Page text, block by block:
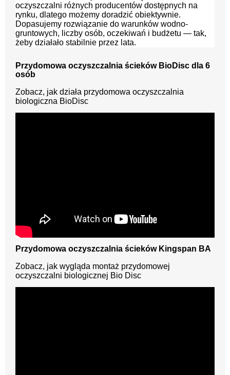
oczyszczalni różnych producentów dostępnych na
rynku, dlatego możemy doradzić obiektywnie.
Dopasujemy rozwiązanie do warunków wodno-
gruntowych, liczby osób, oczekiwań i budżetu — tak,
żeby działało stabilnie przez lata.
Przydomowa oczyszczalnia ścieków BioDisc dla 6
osób
Zobacz, jak działa przydomowa oczyszczalnia
biologiczna BioDisc
Przydomowa oczyszczalnia ścieków Kingspan BA
Zobacz, jak wygląda montaż przydomowej
oczyszczalni biologicznej Bio Disc